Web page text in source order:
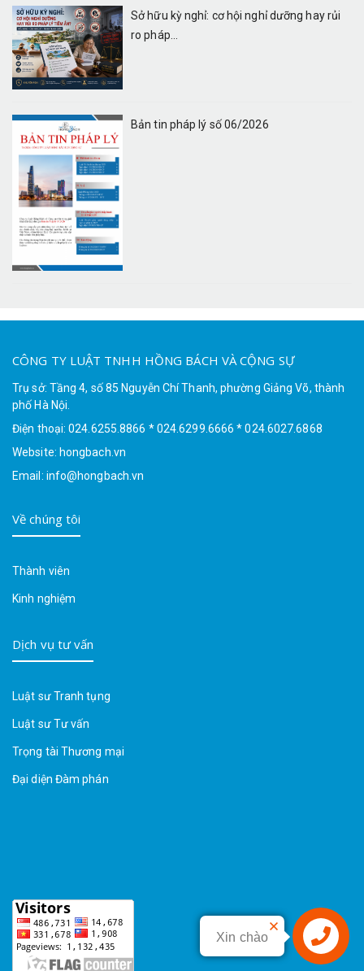
Sở hữu kỳ nghỉ: cơ hội nghỉ dưỡng hay rủi
ro pháp...
Bản tin pháp lý số 06/2026
CÔNG TY LUẬT TNHH HỒNG BÁCH VÀ CỘNG SỰ
Trụ sở: Tầng 4, số 85 Nguyễn Chí Thanh, phường Giảng Võ, thành
phố Hà Nội.
Điện thoại: 024.6255.8866 * 024.6299.6666 * 024.6027.6868
Website: hongbach.vn
Email: info@hongbach.vn
Về chúng tôi
Thành viên
Kinh nghiệm
Dịch vụ tư vấn
Luật sư Tranh tụng
Luật sư Tư vấn
Trọng tài Thương mại
Đại diện Đàm phán
Liên hệ
Xin chào